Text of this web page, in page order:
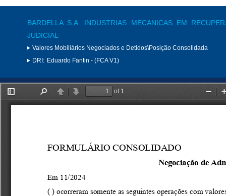
BARDELLA S.A. INDUSTRIAS MECANICAS EM
JUDICIAL
Valores Mobiliários Negociados e Detidos\Posição Consolidada
DRI: Eduardo Fantin - (FCA V1)